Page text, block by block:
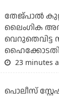
തേജ്പാല്‍
ലൈംഗിക
വെറുതെവിട്ട
ഹൈക്കോടതി
23 minutes
പൊലീസ്